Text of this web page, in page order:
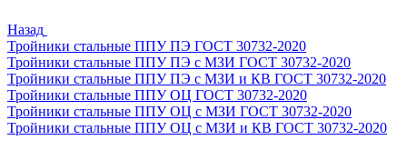
Назад
Тройники стальные ППУ ПЭ ГОСТ 30732-2020
Тройники стальные ППУ ПЭ с МЗИ ГОСТ 30732-2020
Тройники стальные ППУ ПЭ с МЗИ и КВ ГОСТ 30732-2020
Тройники стальные ППУ ОЦ ГОСТ 30732-2020
Тройники стальные ППУ ОЦ с МЗИ ГОСТ 30732-2020
Тройники стальные ППУ ОЦ с МЗИ и КВ ГОСТ 30732-2020